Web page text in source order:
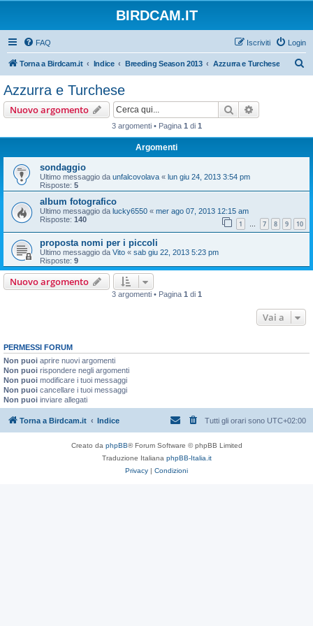
BIRDCAM.IT
FAQ Login
Iscriviti
Torna a Birdcam.it Indice Breeding Season 2013 Azzurra e Turchese
Azzurra e Turchese
Nuovo argomento Cerca
3 argomenti • Pagina 1 di 1
Argomenti
sondaggio
Ultimo messaggio da unfalcovolava « lun giu 24, 2013 3:54 pm
Risposte: 5
album fotografico
Ultimo messaggio da lucky6550 « mer ago 07, 2013 12:15 am
Risposte: 140 1 … 7 8 9 10
proposta nomi per i piccoli
Ultimo messaggio da Vito « sab giu 22, 2013 5:23 pm
Risposte: 9
Nuovo argomento
3 argomenti • Pagina 1 di 1
Vai a
PERMESSI FORUM
Non puoi aprire nuovi argomenti
Non puoi rispondere negli argomenti
Non puoi modificare i tuoi messaggi
Non puoi cancellare i tuoi messaggi
Non puoi inviare allegati
Torna a Birdcam.it Indice Tutti gli orari sono UTC+02:00
Creato da phpBB® Forum Software © phpBB Limited
Traduzione Italiana phpBB-Italia.it
Privacy | Condizioni